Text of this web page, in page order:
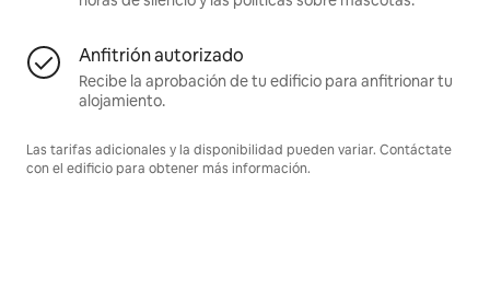
Anfitrión autorizado
Recibe la aprobación de tu edificio para anfitrionar tu
alojamiento.
Las tarifas adicionales y la disponibilidad pueden variar. Contáctate
con el edificio para obtener más información.